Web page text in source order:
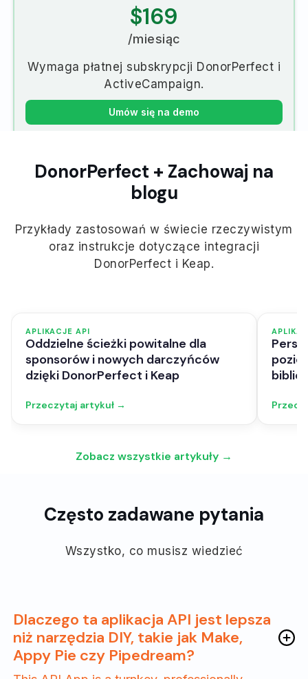
$169
/miesiąc
Wymaga płatnej subskrypcji DonorPerfect i
ActiveCampaign.
Umów się na demo
DonorPerfect + Zachowaj na
blogu
Przykłady zastosowań w świecie rzeczywistym
oraz instrukcje dotyczące integracji
DonorPerfect i Keap.
APLIKACJE API
Oddzielne ścieżki powitalne dla
sponsorów i nowych darczyńców
dzięki DonorPerfect i Keap
Przeczytaj artykuł →
Zobacz wszystkie artykuły →
Często zadawane pytania
Wszystko, co musisz wiedzieć
Dlaczego ta aplikacja API jest lepsza
niż narzędzia DIY, takie jak Make,
Appy Pie czy Pipedream?